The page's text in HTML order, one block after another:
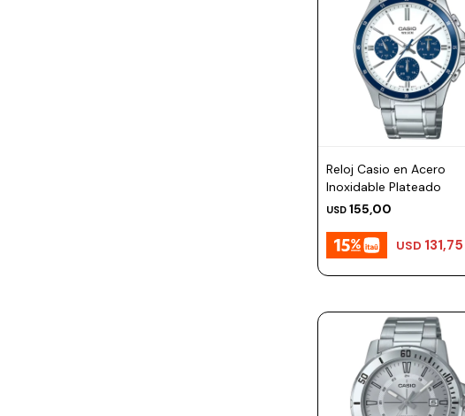
Reloj Casio en Acero
Inoxidable Plateado
USD 155,00
USD 131,75